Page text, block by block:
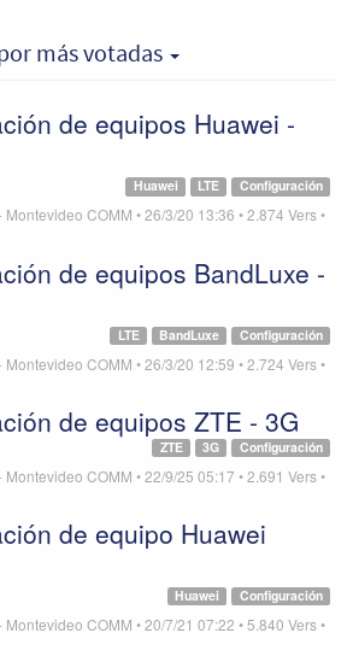
más votadas
de equipos Huawei -
Configuración
LTE
Huawei
Montevideo COMM •26/3/20 13:36 •2.874 Vers•
de equipos BandLuxe -
Configuración
BandLuxe
LTE
Montevideo COMM •26/3/20 12:59 •2.724 Vers•
de equipos ZTE - 3G
Configuración
3G
ZTE
Montevideo COMM •22/9/25 05:17 •2.691 Vers•
de equipo Huawei
Configuración
Huawei
Montevideo COMM •20/7/21 07:22 • 5.840 Vers•